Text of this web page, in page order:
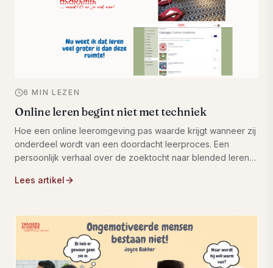
6 MIN LEZEN
Online leren begint niet met techniek
Hoe een online leeromgeving pas waarde krijgt wanneer zij
onderdeel wordt van een doordacht leerproces. Een
persoonlijk verhaal over de zoektocht naar blended leren
verandering niet zat in de techniek, maar in het denken
Lees artikel